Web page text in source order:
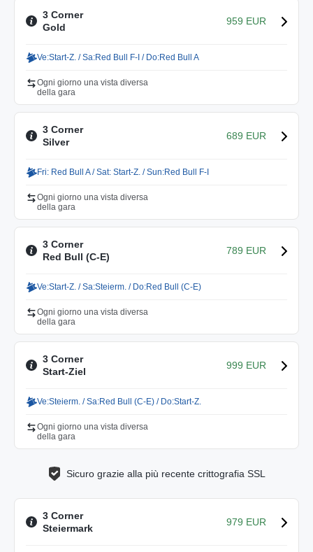
3 Corner
Gold
959 EUR
Ve:Start-Z. / Sa:Red Bull F-I / Do:Red Bull A
Ogni giorno una vista diversa
della gara
3 Corner
Silver
689 EUR
Fri: Red Bull A / Sat: Start-Z. / Sun:Red Bull F-I
Ogni giorno una vista diversa
della gara
3 Corner
Red Bull (C-E)
789 EUR
Ve:Start-Z. / Sa:Steierm. / Do:Red Bull (C-E)
Ogni giorno una vista diversa
della gara
3 Corner
Start-Ziel
999 EUR
Ve:Steierm. / Sa:Red Bull (C-E) / Do:Start-Z.
Ogni giorno una vista diversa
della gara
Sicuro grazie alla più recente crittografia SSL
3 Corner
Steiermark
979 EUR